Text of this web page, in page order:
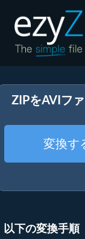
解凍する
その他のツール
ZIPをAVIフ
変換す
以下の変換手順